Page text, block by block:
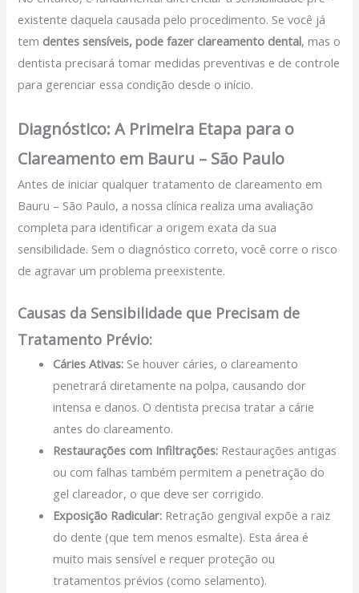
existente daquela causada pelo procedimento. Se você já
tem dentes sensíveis, pode fazer clareamento dental, mas o
dentista precisará tomar medidas preventivas e de controle
para gerenciar essa condição desde o início.
Diagnóstico: A Primeira Etapa para o
Clareamento em Bauru – São Paulo
Antes de iniciar qualquer tratamento de clareamento em
Bauru – São Paulo, a nossa clínica realiza uma avaliação
completa para identificar a origem exata da sua
sensibilidade. Sem o diagnóstico correto, você corre o risco
de agravar um problema preexistente.
Causas da Sensibilidade que Precisam de
Tratamento Prévio:
Cáries Ativas: Se houver cáries, o clareamento
penetrará diretamente na polpa, causando dor
intensa e danos. O dentista precisa tratar a cárie
antes do clareamento.
Restaurações com Infiltrações: Restaurações antigas
ou com falhas também permitem a penetração do
gel clareador, o que deve ser corrigido.
Exposição Radicular: Retração gengival expõe a raiz
do dente (que tem menos esmalte). Esta área é
muito mais sensível e requer proteção ou
tratamentos prévios (como selamento).